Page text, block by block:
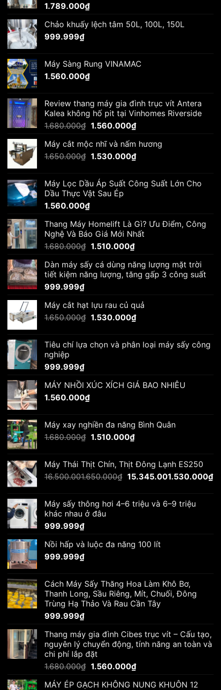
1.789.000₫
Chảo khuấy lệch tâm 50L, 100L, 150L
999.999₫
Máy Sàng Rung VINAMAC
1.560.000₫
Review thang máy gia đình trục vít Antera
Kalea không hố pit tại Vinhomes Riverside
1.680.000₫ Giá
là:
1.680.000₫.
1.560.000₫Giá
tại
là:
Máy cắt mộc nhĩ và nấm hương
1.650.000₫ Giá
1.650.000₫.
1.530.000₫Giá
là:
Máy Lọc Dầu Áp Suất Công Suất Lớn Cho
Dầu Thực Vật Sau Ép
1.560.000₫
Thang Máy Homelift Là Gì? Ưu Điểm, Công
Nghệ Và Báo Giá Mới Nhất
1.680.000₫ Giá
là:
1.680.000₫.
1.510.000₫Giá
tại
là:
Dàn máy sấy cá dùng năng lượng mặt trời
tiết kiệm năng lượng, tăng gấp 3 công suất
999.999₫
Máy cắt hạt lựu rau củ quả
1.650.000₫ Giá
1.650.000₫.
1.530.000₫Giá
là:
Tiêu chí lựa chọn và phân loại máy sấy công
nghiệp
999.999₫
MÁY NHỒI XÚC XÍCH GIÁ BAO NHIÊU
1.560.000₫
Máy xay nghiền đa năng Bình Quân
1.680.000₫ Giá
1.680.000₫.
1.510.000₫Giá
là:
1.510.000₫.
Máy Thái Thịt Chín, Thịt Đông Lạnh ES250
16.500.001.650.000₫ Giá
16.500.001.650.000₫.
15.345.001.530.000₫
Máy sấy thông hơi 4–6 triệu và 6–9 triệu
khác nhau ở đâu
999.999₫
Nồi hấp và luộc đa năng 100 lít
999.999₫
Cách Máy Sấy Thăng Hoa Làm Khô Bơ,
Thanh Long, Sầu Riêng, Mít, Chuối, Đông
Trùng Hạ Thảo Và Rau Cần Tây
999.999₫
Thang máy gia đình Cibes trục vít – Cấu tạo,
nguyên lý chuyển động, tính năng an toàn và
chi phí lắp đặt
1.680.000₫ Giá
là:
1.560.000₫Giá
tại
MÁY ÉP GẠCH KHÔNG NUNG KHUÔN 12